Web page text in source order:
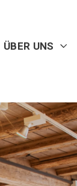
ÜBER UNS